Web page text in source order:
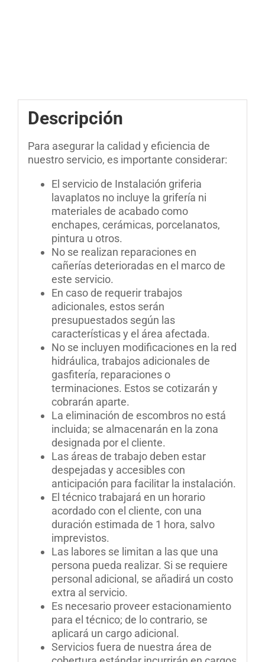
Descripción
Para asegurar la calidad y eficiencia de
nuestro servicio, es importante considerar:
El servicio de Instalación griferia
lavaplatos no incluye la grifería ni
materiales de acabado como
enchapes, cerámicas, porcelanatos,
pintura u otros.
No se realizan reparaciones en
cañerías deterioradas en el marco de
este servicio.
En caso de requerir trabajos
adicionales, estos serán
presupuestados según las
características y el área afectada.
No se incluyen modificaciones en la red
hidráulica, trabajos adicionales de
gasfitería, reparaciones o
terminaciones. Estos se cotizarán y
cobrarán aparte.
La eliminación de escombros no está
incluida; se almacenarán en la zona
designada por el cliente.
Las áreas de trabajo deben estar
despejadas y accesibles con
anticipación para facilitar la instalación.
El técnico trabajará en un horario
acordado con el cliente, con una
duración estimada de 1 hora, salvo
imprevistos.
Las labores se limitan a las que una
persona pueda realizar. Si se requiere
personal adicional, se añadirá un costo
extra al servicio.
Es necesario proveer estacionamiento
para el técnico; de lo contrario, se
aplicará un cargo adicional.
Servicios fuera de nuestra área de